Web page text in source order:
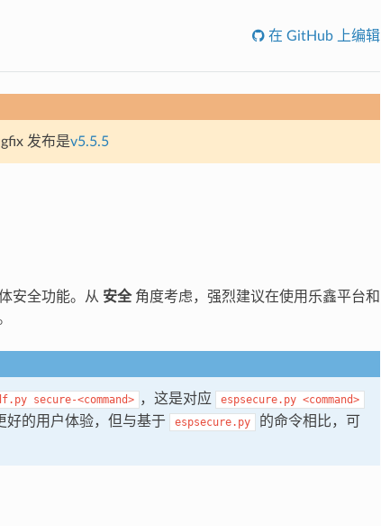
在 GitHub 上编辑
发布是v5.5.5
安全功能。从 安全角度考虑，强烈建议在使用乐鑫平台和
secure-<command> ，这是对应 espsecure.py <command>
好的用户体验，但与基于 espsecure.py
的命令相比，可